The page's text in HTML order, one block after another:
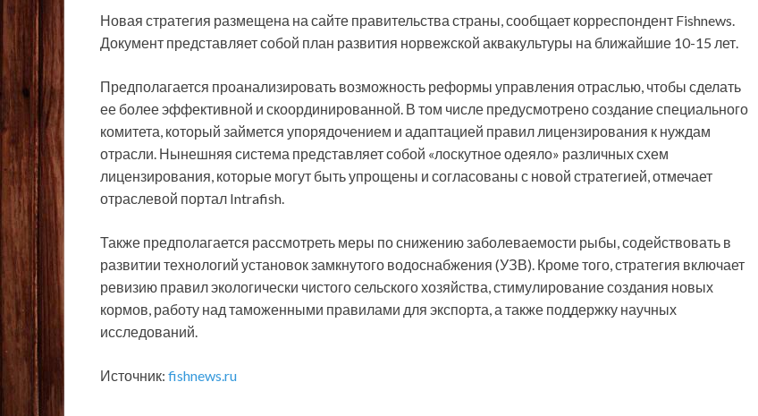
Новая стратегия размещена на сайте правительства страны, сообщает корреспондент Fishnews.
Документ представляет собой план развития норвежской аквакультуры на ближайшие 10-15 лет.
Предполагается проанализировать возможность реформы управления отраслью, чтобы сделать
ее более эффективной и скоординированной. В том числе предусмотрено создание специального
комитета, который займется упорядочением и адаптацией правил лицензирования к нуждам
отрасли. Нынешняя система представляет собой «лоскутное одеяло» различных схем
лицензирования, которые могут быть упрощены и согласованы с новой стратегией, отмечает
отраслевой портал Intrafish.
Также предполагается рассмотреть меры по снижению заболеваемости рыбы, содействовать в
развитии технологий установок замкнутого водоснабжения (УЗВ). Кроме того, стратегия включает
ревизию правил экологически чистого сельского хозяйства, стимулирование создания новых
кормов, работу над таможенными правилами для экспорта, а также поддержку научных
исследований.
Источник: fishnews.ru